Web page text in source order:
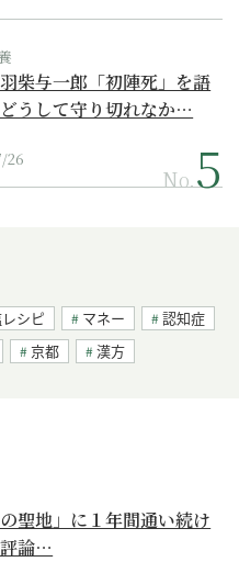
柴与一郎「初陣死」を語
うして守り切れなか…
26
No.
シピ マネー
認知症
京都 漢方
の聖地」に１年間通い続け
論…